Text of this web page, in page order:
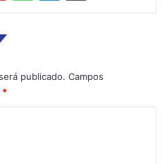
publicado. Campos
*